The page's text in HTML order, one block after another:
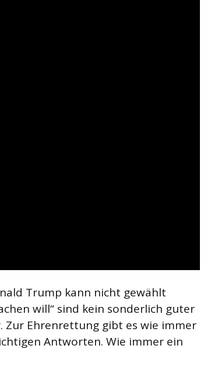
Trump kann nicht gewählt
will“ sind kein sonderlich guter
Zur Ehrenrettung gibt es wie immer
Antworten. Wie immer ein